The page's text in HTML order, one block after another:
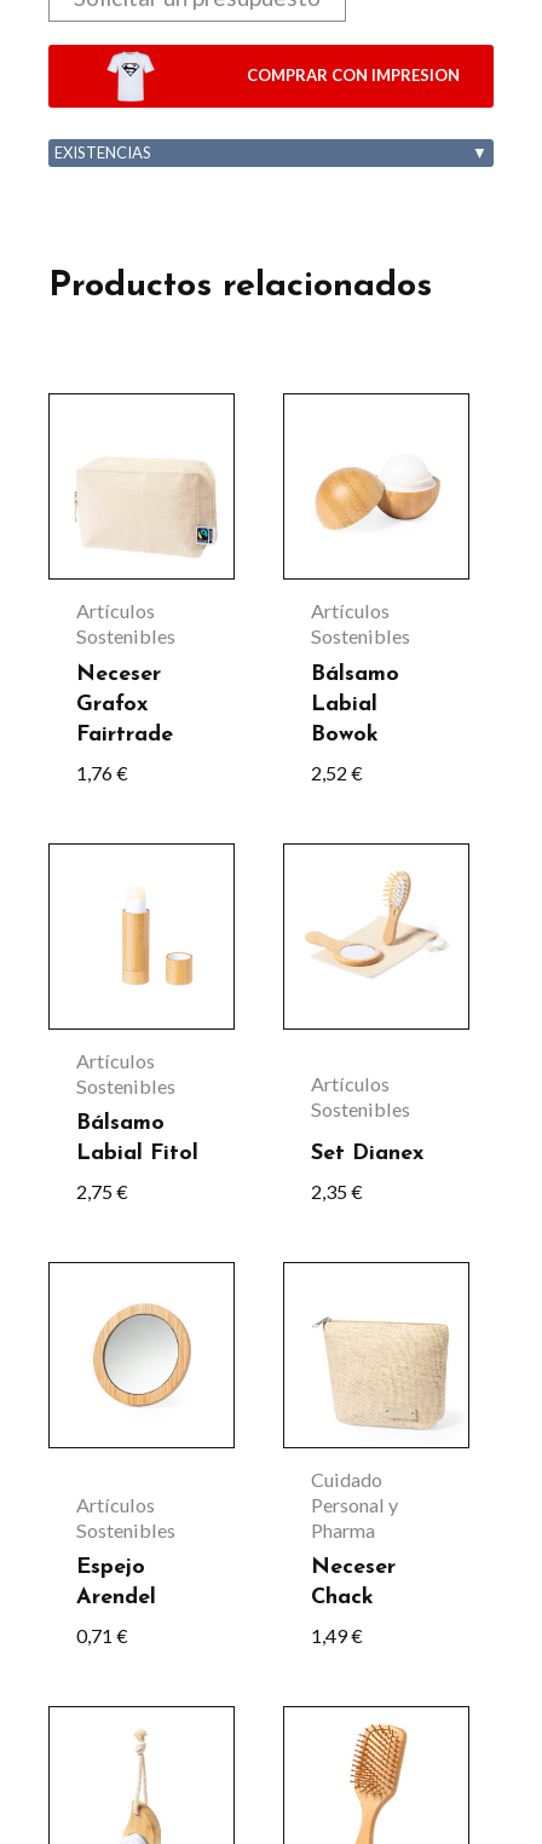
COMPRAR CON IMPRESION
EXISTENCIAS ▼
Productos relacionados
Artículos
Sostenibles
Neceser
Grafox
Fairtrade
1,76€
tiene
múltiples
variantes.
Las
opciones
se
pueden
elegir
en
producto
Artículos
Sostenibles
Bálsamo
Labial
Bowok
2,52 €
Artículos
Sostenibles
Bálsamo
Labial Fitol
2,75€
Artículos
Sostenibles
Set Dianex
2,35€
Artículos
Sostenibles
Espejo
Arendel
0,71 €
Cuidado
Personal y
Pharma
Neceser
Chack
1,49€
producto
tiene
múltiples
variantes.
Las
opciones
se
pueden
en
página
producto